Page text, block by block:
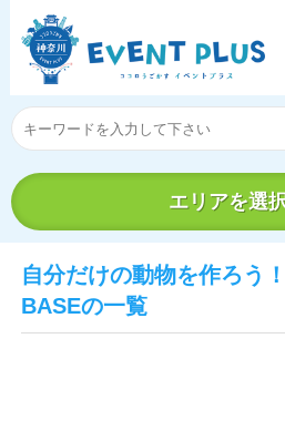
エリアを選
自分だけの動物を作ろう
BASEの一覧